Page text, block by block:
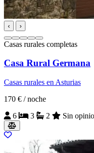
‹ ›
Casas rurales completas
Casa Rural Germana
Casas rurales en Asturias
170 € / noche
6
3 2 Sin